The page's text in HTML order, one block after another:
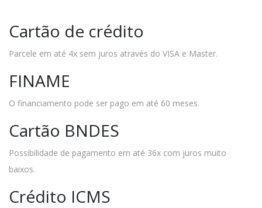
Cartão de crédito
Parcele em até 4x sem juros através do VISA e Master.
FINAME
O financiamento pode ser pago em até 60 meses.
Cartão BNDES
Possibilidade de pagamento em até 36x com juros muito
baixos.
Crédito ICMS